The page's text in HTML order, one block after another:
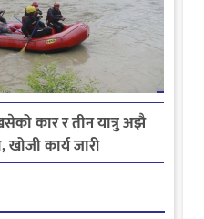
कार र तीन यात्रु अझै
खोजी कार्य जारी